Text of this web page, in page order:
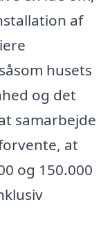
af
husets
og det
samarbejde
at
og 150.000